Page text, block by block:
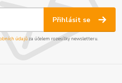
Přihlásit se
údajůza účelem rozesílky newsletteru.